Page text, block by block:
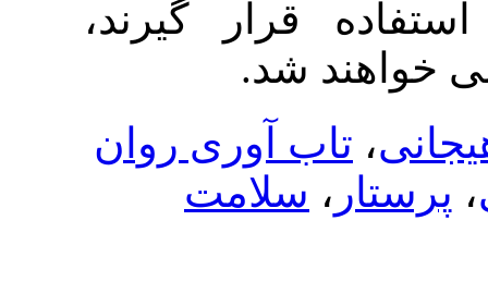
گیرند،
شد.
تاب آوری روان
،سلامت